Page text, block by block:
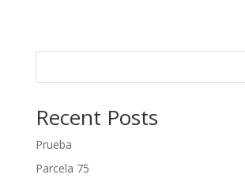
Recent Posts
Prueba
Parcela 75